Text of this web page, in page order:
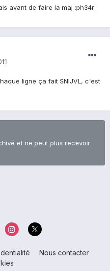
avant de faire la maj :ph34r:
ligne ça fait SNIJVL, c'est
et ne peut plus recevoir
Nous contacter